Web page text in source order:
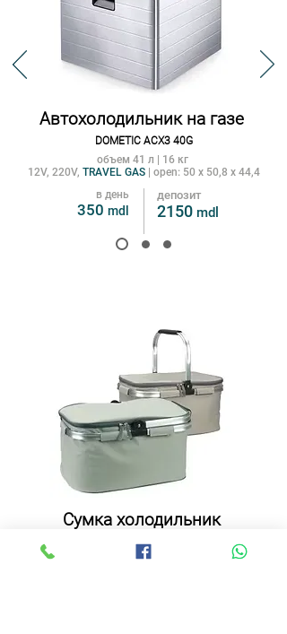
Автохолодильник на газе
DOMETIC ACX3 40G
объем 41 л | 16 кг
12V, 220V, TRAVEL GAS| open: 50 x 50,8 x 44,4
в день
350 mdl
депозит
2150 mdl
Сумка холодильник
SVALA 25